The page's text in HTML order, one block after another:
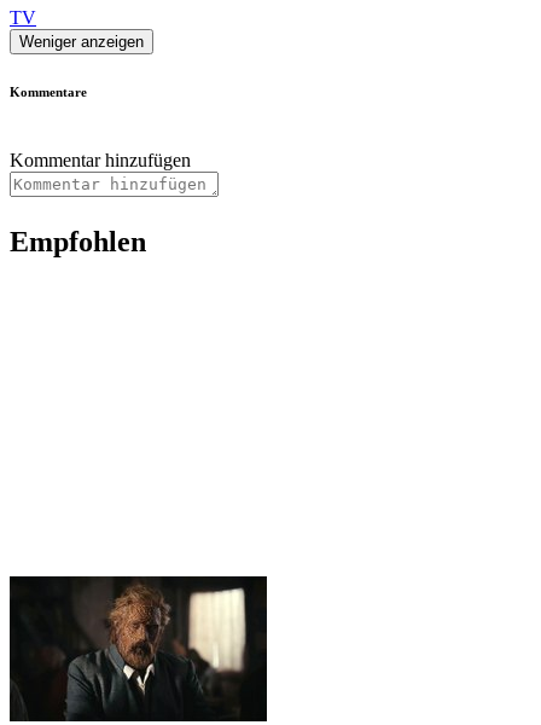
TV
Weniger anzeigen
Kommentare
Kommentar hinzufügen
Empfohlen